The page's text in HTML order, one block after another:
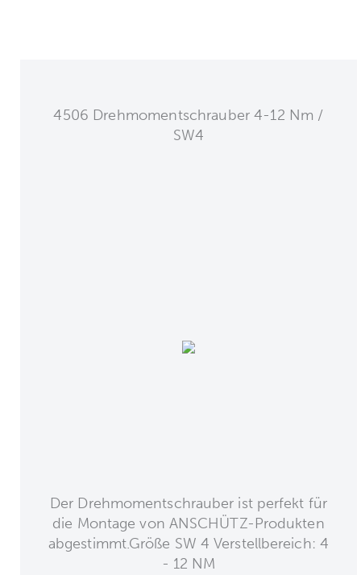
4506 Drehmomentschrauber 4-12 Nm /
SW4
Der Drehmomentschrauber ist perfekt für
die Montage von ANSCHÜTZ-Produkten
abgestimmt.Größe SW 4 Verstellbereich: 4
- 12 NM